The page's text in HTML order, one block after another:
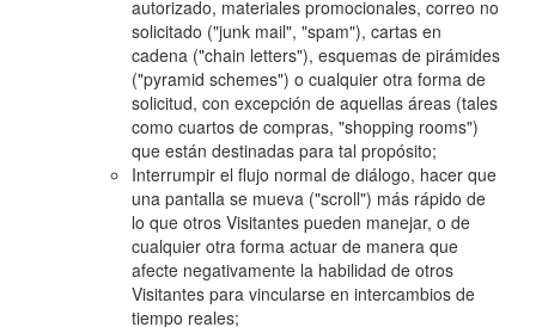
autorizado, materiales promocionales, correo no
solicitado ("junk mail", "spam"), cartas en
cadena ("chain letters"), esquemas de pirámides
("pyramid schemes") o cualquier otra forma de
solicitud, con excepción de aquellas áreas (tales
como cuartos de compras, "shopping rooms")
que están destinadas para tal propósito;
Interrumpir el flujo normal de diálogo, hacer que
una pantalla se mueva ("scroll") más rápido de
lo que otros Visitantes pueden manejar, o de
cualquier otra forma actuar de manera que
afecte negativamente la habilidad de otros
Visitantes para vincularse en intercambios de
tiempo reales;